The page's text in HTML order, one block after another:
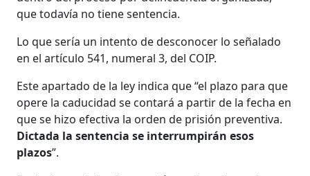
que todavía no tiene sentencia.
Lo que sería un intento de desconocer lo señalado
en el artículo 541, numeral 3, del COIP.
Este apartado de la ley indica que “el plazo para que
opere la caducidad se contará a partir de la fecha en
que se hizo efectiva la orden de prisión preventiva.
Dictada la sentencia se interrumpirán esos
plazos”.